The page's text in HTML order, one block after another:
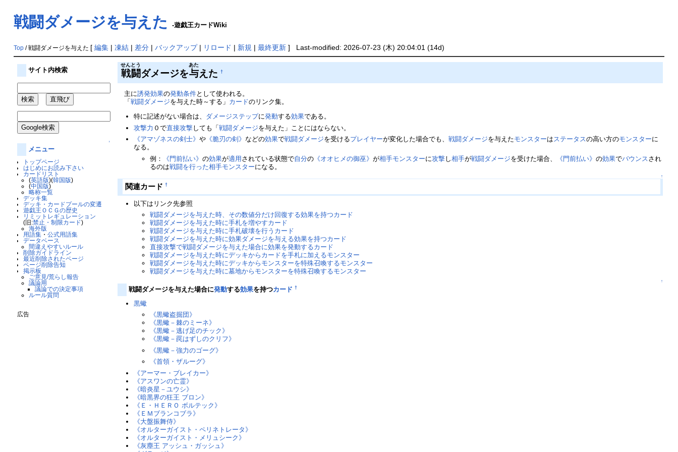
戦闘ダメージを与えた -遊戯王カードWiki
Top/ 戦闘ダメージを与えた [ 編集| 凍結| 差分| バックアップ| リロード | 新規 | 最終更新] Last-modified: 2026-07-23 (木) 20:04:01 (14d)
サイト内検索
↑
メニュー
トップページ
はじめにお読み下さい
カードリスト
(英語版)(韓国版)
(中国版)
略称一覧
デッキ集
デッキ・カードプールの変遷
遊戯王ＯＣＧの歴史
リミットレギュレーション
(旧:禁止・制限カード)
海外版
用語集・ 公式用語集
データベース
間違えやすいルール
削除ガイドライン
最近削除されたページ
ページ削除告知
掲示板
ご意見/荒らし報告
議論用
議論での決定事項
ルール質問
広告
戦闘
せんとう
ダメージを与
あた
えた†
主に誘発効果の発動条件として使われる。
「戦闘ダメージを与えた時～する」 カードのリンク集。
特に記述がない場合は、 ダメージステップに発動する効果である。
攻撃力 ０で直接攻撃しても「戦闘ダメージを与えた」ことにはならない。
《アマゾネスの剣士》や 《脆刃の剣》などの効果で戦闘ダメージを受けるプレイヤーが変化した場合でも、戦闘ダメージを与えたモンスターはステータスの高い方のモンスターに
なる。
例：
《門前払い》の効果が適用されている状態で自分の 《オオヒメの御巫》が相手モンスターに攻撃し相手が戦闘ダメージを受けた場合、 《門前払い》の効果でバウンス され
るのは戦闘を行った相手モンスターになる。
↑
関連カード †
以下はリンク先参照
戦闘ダメージを与えた時、その数値分だけ回復する効果を持つカード
戦闘ダメージを与えた時に手札を増やすカード
戦闘ダメージを与えた時に手札破壊を行うカード
戦闘ダメージを与えた時に効果ダメージを与える効果を持つカード
直接攻撃で戦闘ダメージを与えた場合に効果を発動するカード
戦闘ダメージを与えた時にデッキからカードを手札に加えるモンスター
戦闘ダメージを与えた時にデッキからモンスターを特殊召喚するモンスター
戦闘ダメージを与えた時に墓地からモンスターを特殊召喚するモンスター
↑
戦闘ダメージを与えた場合に発動する効果を持つカード †
黒蠍
《黒蠍盗掘団》
《黒蠍－棘のミーネ》
《黒蠍－逃げ足のチック》
《黒蠍－罠はずしのクリフ》
《黒蠍－強力のゴーグ》
《首領・ザルーグ》
《アーマー・ブレイカー》
《アスワンの亡霊》
《暗炎星－ユウシ》
《暗黒界の狂王 ブロン》
《Ｅ・ＨＥＲＯ ボルテック》
《ＥＭブランコブラ》
《大盤振舞侍》
《オルターガイスト・ペリネトレータ》
《オルターガイスト・メリュシーク》
《灰塵王 アッシュ・ガッシュ》